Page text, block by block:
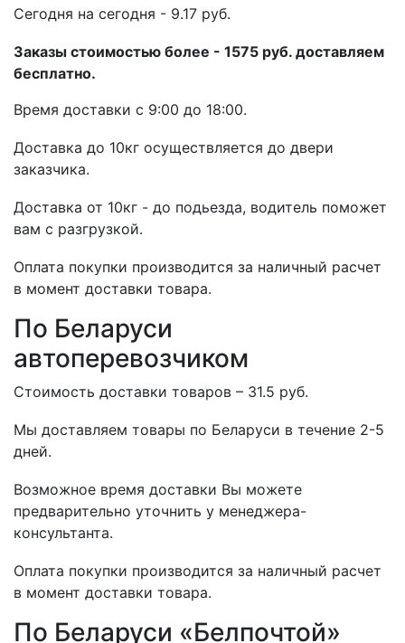
Cегодня на сегодня - 9.17 руб.
Заказы стоимостью более - 1575 руб. доставляем
бесплатно.
Время доставки с 9:00 до 18:00.
Доставка до 10кг осуществляется до двери
заказчика.
Доставка от 10кг - до подьезда, водитель поможет
вам с разгрузкой.
Оплата покупки производится за наличный расчет
в момент доставки товара.
По Беларуси
автоперевозчиком
Стоимость доставки товаров – 31.5 руб.
Мы доставляем товары по Беларуси в течение 2-5
дней.
Возможное время доставки Вы можете
предварительно уточнить у менеджера-
консультанта.
Оплата покупки производится за наличный расчет
в момент доставки товара.
По Беларуси «Белпочтой»